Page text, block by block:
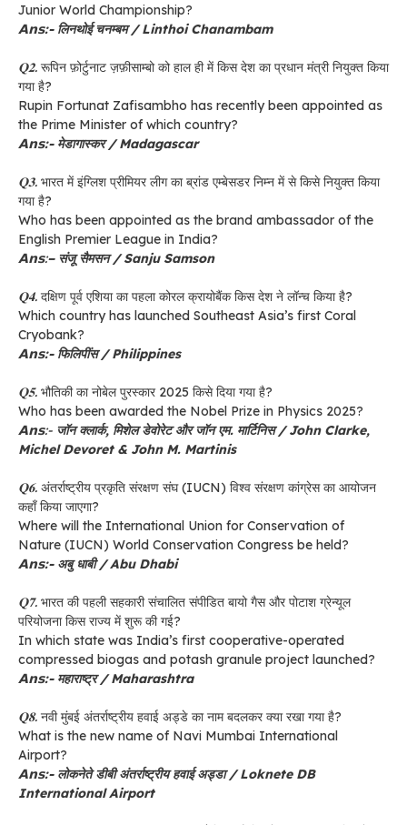
Junior World Championship?
𝗔𝗻𝘀:- लिनथोई चनम्बम / Linthoi Chanambam
𝐐𝟐. रूपिन फ़ोर्टुनाट ज़फ़ीसाम्बो को हाल ही में किस देश का प्रधान मंत्री नियुक्त किया
गया है?
Rupin Fortunat Zafisambho has recently been appointed as
the Prime Minister of which country?
𝗔𝗻𝘀:- मेडागास्कर / Madagascar
𝐐𝟑. भारत में इंग्लिश प्रीमियर लीग का ब्रांड एम्बेसडर निम्न में से किसे नियुक्त किया
गया है?
Who has been appointed as the brand ambassador of the
English Premier League in India?
𝗔𝗻𝘀:– संजू सैमसन / Sanju Samson
𝐐𝟒. दक्षिण पूर्व एशिया का पहला कोरल क्रायोबैंक किस देश ने लॉन्च किया है?
Which country has launched Southeast Asia’s first Coral
Cryobank?
𝗔𝗻𝘀:- फिलिपींस / Philippines
𝐐𝟓. भौतिकी का नोबेल पुरस्कार 2025 किसे दिया गया है?
Who has been awarded the Nobel Prize in Physics 2025?
𝗔𝗻𝘀:- जॉन क्लार्क, मिशेल डेवोरेट और जॉन एम. मार्टिनिस / John Clarke,
Michel Devoret & John M. Martinis
𝐐𝟔. अंतर्राष्ट्रीय प्रकृति संरक्षण संघ (IUCN) विश्व संरक्षण कांग्रेस का आयोजन
कहाँ किया जाएगा?
Where will the International Union for Conservation of
Nature (IUCN) World Conservation Congress be held?
𝗔𝗻𝘀:- अबु धाबी / Abu Dhabi
𝐐𝟕. भारत की पहली सहकारी संचालित संपीडित बायो गैस और पोटाश ग्रेन्यूल
परियोजना किस राज्य में शुरू की गई?
In which state was India’s first cooperative-operated
compressed biogas and potash granule project launched?
𝗔𝗻𝘀:- महाराष्ट्र / Maharashtra
𝐐𝟖. नवी मुंबई अंतर्राष्ट्रीय हवाई अड्डे का नाम बदलकर क्या रखा गया है?
What is the new name of Navi Mumbai International
Airport?
𝗔𝗻𝘀:- लोकनेते डीबी अंतर्राष्ट्रीय हवाई अड्डा / Loknete DB
International Airport